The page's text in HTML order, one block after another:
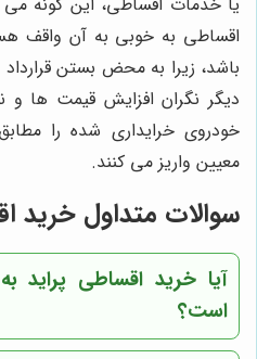
اقساطی به خوبی به آن واقف
باشد، زیرا به محض بستن
دیگر نگران افزایش قیمت ها و
خودروی خرایداری شده را
معیین واریز می کنند.
سوالات متداول خرید
آیا خرید اقساطی پراید
است؟